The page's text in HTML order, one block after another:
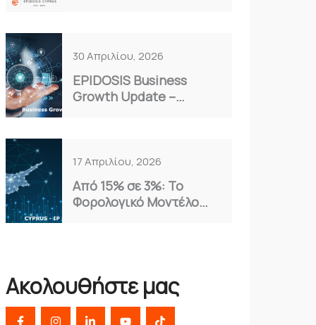
30 Απριλίου, 2026
EPIDOSIS Business
Growth Update –
17 Απριλίου, 2026
Από 15% σε 3%: Το
Φορολογικό Μοντέλο
Ακολουθήστε μας
F I L Y T